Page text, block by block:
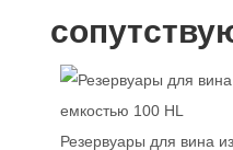
Резервуары для вина